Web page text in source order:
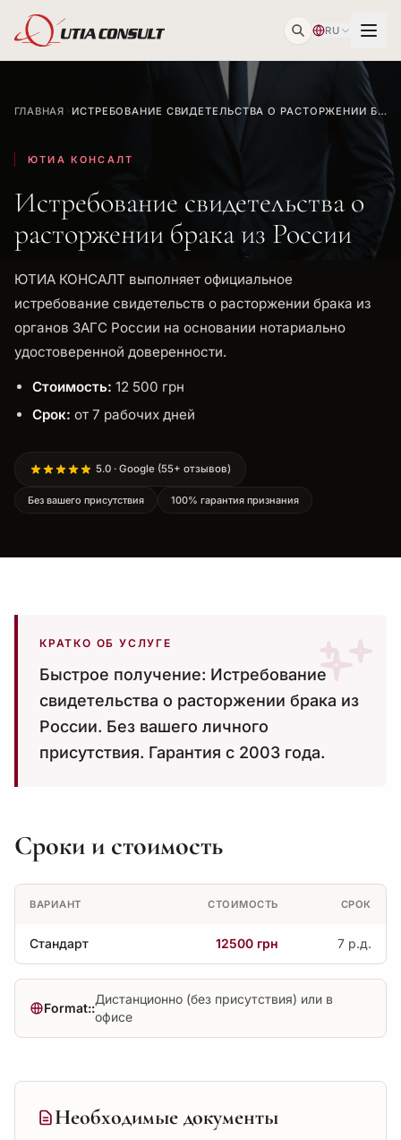
RU
ГЛАВНАЯ ИСТРЕБОВАНИЕ СВИДЕТЕЛЬСТВА О РАСТОРЖЕНИИ БРАКА ИЗ РОССИИ
ЮТИА КОНСАЛТ
Истребование свидетельства о
расторжении брака из России
ЮТИА КОНСАЛТ выполняет официальное
истребование свидетельств о расторжении брака из
органов ЗАГС России на основании нотариально
удостоверенной доверенности.
Стоимость: 12 500 грн
Срок: от 7 рабочих дней
5.0 · Google (55+ отзывов)
Без вашего присутствия 100% гарантия признания
КРАТКО ОБ УСЛУГЕ
Быстрое получение: Истребование
свидетельства о расторжении брака из
России. Без вашего личного
присутствия. Гарантия с 2003 года.
Сроки и стоимость
ВАРИАНТ СТОИМОСТЬ СРОК
Стандарт 12500 грн 7 р.д.
Format::
Дистанционно (без присутствия) или в
офисе
Необходимые документы